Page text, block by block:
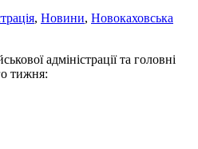
, Новини, Новокаховська
адміністрації та головні
тижня: